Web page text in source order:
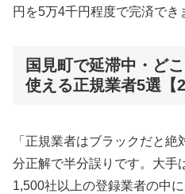
円を5万4千円程度で完済でき
国見町で延滞中・ど
使える正規業者5選【
「正規業者はブラックだと
分正解で半分誤りです。大手
1,500社以上の登録業者の中に